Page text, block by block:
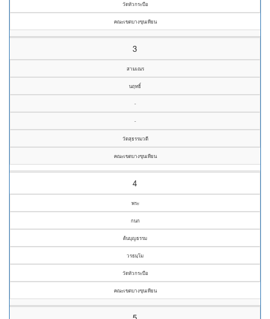
วัดหัวกระบือ
คณะเขตบางขุนเทียน
3
สามเณร
นฤทธิ์
-
-
วัดสุธรรมวดี
คณะเขตบางขุนเทียน
4
พระ
กนก
ต้นบุญธรรม
วรธมฺโม
วัดหัวกระบือ
คณะเขตบางขุนเทียน